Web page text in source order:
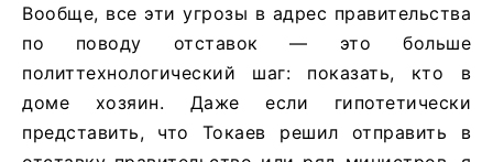
Вообще, все эти угрозы в адрес правительства
по поводу отставок — это больше
политтехнологический шаг: показать, кто в
доме хозяин. Даже если гипотетически
представить, что Токаев решил отправить в